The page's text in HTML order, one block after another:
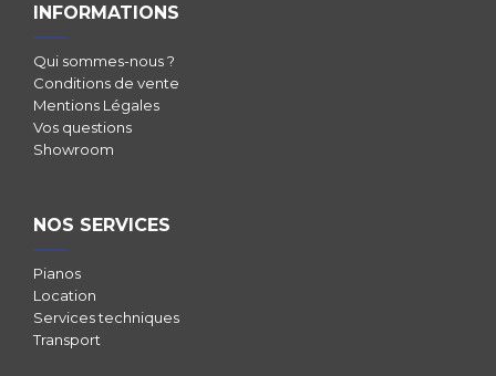
INFORMATIONS
Qui sommes-nous ?
Conditions de vente
Mentions Légales
Vos questions
Showroom
NOS SERVICES
Pianos
Location
Services techniques
Transport